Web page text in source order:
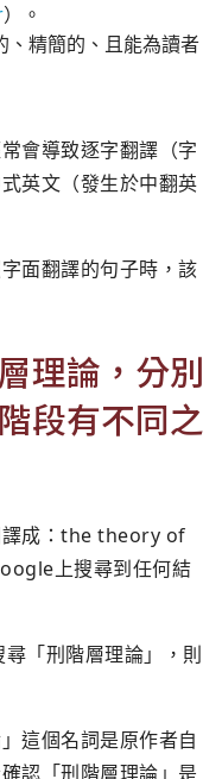
）。
、精簡的、且能為讀者
會導致逐字翻譯（字
英文（發生於中翻英
面翻譯的句子時，該
理論，分別
段有不同之
譯成：the theory of
上搜尋到任何結
「刑階層理論」，則
這個名詞是原作者自
認「刑階層理論」是